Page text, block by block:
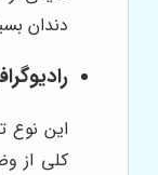
دندان
این نوع
کلی از